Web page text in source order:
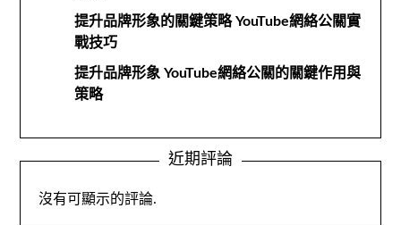
提升品牌形象的關鍵策略 YouTube網絡公關實
戰技巧
提升品牌形象 YouTube網絡公關的關鍵作用與
策略
近期評論
沒有可顯示的評論.